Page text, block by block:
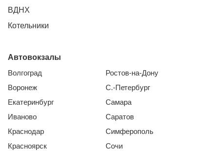
ВДНХ
Котельники
Автовокзалы
Волгоград
Воронеж
Екатеринбург
Иваново
Краснодар
Красноярск
Ростов-на-Дону
С.-Петербург
Самара
Саратов
Симферополь
Сочи